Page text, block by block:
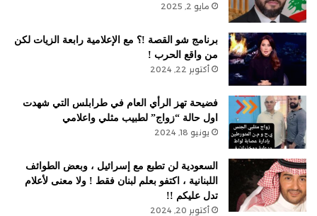
مايو 2, 2025
برنامج شو القصة !؟ مع الإعلامية رابعة الزيات لكن
من واقع الحرب !
أكتوبر 22, 2024
فضيحة تهز الرأي العام في طرابلس التي شهدت
اول حالة “زواج” لطبيب مثلي واعلامي
يونيو 18, 2024
السعودية لن تطبع مع إسرائيل ، وبعض الطوائف
اللبنانية ، اكتفو بعلم لبنان فقط ! ولا معنى لأعلام
تدل عليكم !!
أكتوبر 20, 2024